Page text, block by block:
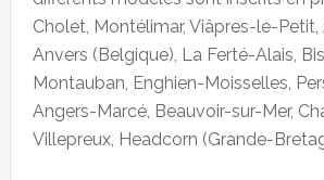
Cholet, Montélimar, Viâpres-le-Petit,
Anvers (Belgique), La Ferté-Alais,
Montauban, Enghien-Moisselles,
Angers-Marcé, Beauvoir-sur-Mer,
Villepreux, Headcorn (Grande-